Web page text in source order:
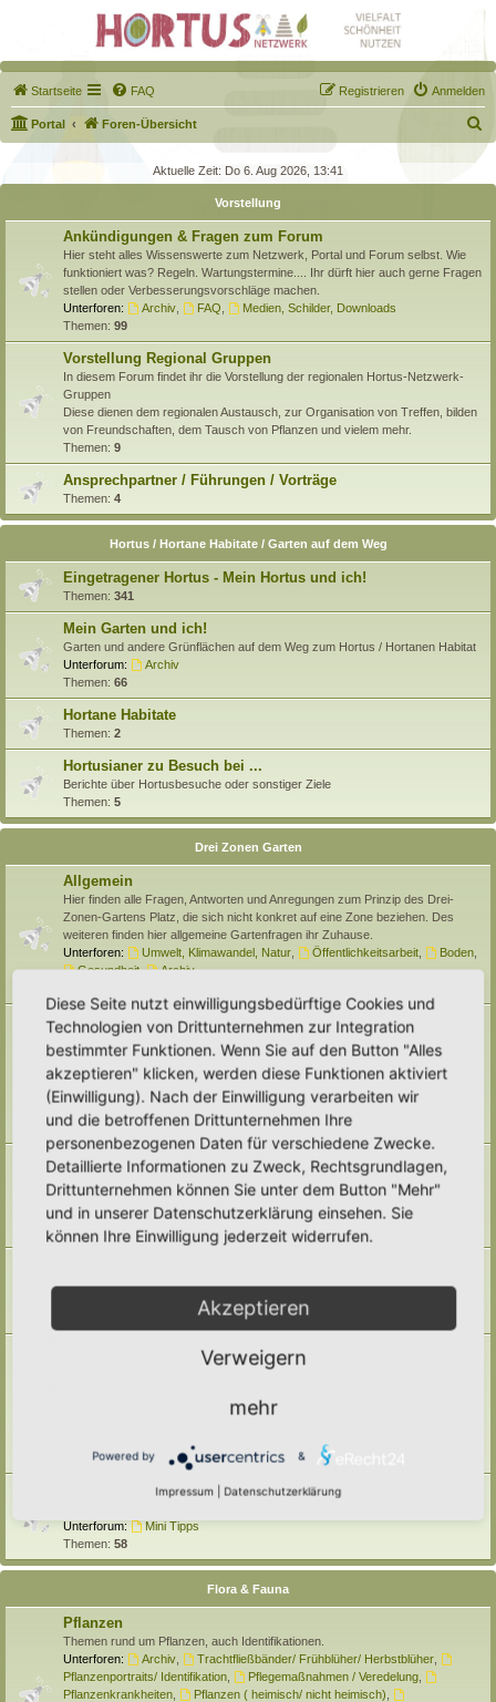
Startseite FAQ Anmelden
Registrieren
Portal Foren-Übersicht
u
Aktuelle Zeit: Do 6. Aug 2026, 13:41
Vorstellung
Ankündigungen & Fragen zum Forum
Hier steht alles Wissenswerte zum Netzwerk, Portal und Forum selbst. Wie
funktioniert was? Regeln. Wartungstermine.... Ihr dürft hier auch gerne Fragen
stellen oder Verbesserungsvorschläge machen.
Unterforen:
Archiv, FAQ
Medien, Schilder, Downloads
Themen: 99
Vorstellung Regional Gruppen
In diesem Forum findet ihr die Vorstellung der regionalen Hortus-Netzwerk-
Gruppen
Diese dienen dem regionalen Austausch, zur Organisation von Treffen, bilden
von Freundschaften, dem Tausch von Pflanzen und vielem mehr.
Themen: 9
Ansprechpartner / Führungen / Vorträge
Themen: 4
Hortus / Hortane Habitate / Garten auf dem Weg
Eingetragener Hortus - Mein Hortus und ich!
Themen: 341
Mein Garten und ich!
Garten und andere Grünflächen auf dem Weg zum Hortus / Hortanen Habitat
Unterforum:
Archiv
Themen: 66
Hortane Habitate
Themen: 2
Hortusianer zu Besuch bei ...
Berichte über Hortusbesuche oder sonstiger Ziele
Themen: 5
Drei Zonen Garten
Allgemein
Hier finden alle Fragen, Antworten und Anregungen zum Prinzip des Drei-
Zonen-Gartens Platz, die sich nicht konkret auf eine Zone beziehen. Des
weiteren finden hier allgemeine Gartenfragen ihr Zuhause.
Unterforen:
Umwelt, Klimawandel, Natur, Öffentlichkeitsarbeit, Boden,
Gesundheit,
Archiv
Naturmodule & kleine Biotope
Alles um die Naturmodule, sowie Wald-Themen, Sumpfzonen, Wasserzonen,
wechselfeuchte Gebiete, nährstoffreichere Areale, usw.
Unterforen:
Trockenmauern, Pyramiden , Teiche & Wasserstellen
Sandarien, Reisighaufen & Laubhaufen, Totholz, Käferkeller
Benjeshecke, Sonstige Lebensräume
Archiv
Themen:71
Pufferzone
Hier gehört alles hin, was die Pufferzone in einem Hortus betrifft. Frage,
Antworten, Wissen und Ideen: Her damit!
Unterforum:
Archiv
Themen:29
Themen der Ertragszone finden hier einen Platz.
Kompostieren/ Mulchen/ Dauerhumus,
Themen:247
Selber machen
Unterforum:
Mini Tipps
Themen: 58
Flora & Fauna
Pflanzen
Themen rund um Pflanzen, auch Identifikationen.
Unterforen:
Archiv, Trachtfließbänder/ Frühblüher/ Herbstblüher,
Pflanzenportraits/ Identifikation
Pflegemaßnahmen / Veredelung,
Pflanzenkrankheiten
Pflanzen ( heimisch/ nicht heimisch)
Diese Seite nutzt einwilligungsbedürftige Cookies und
Technologien von Drittunternehmen zur Integration
bestimmter Funktionen. Wenn Sie auf den Button "Alles
akzeptieren" klicken, werden diese Funktionen aktiviert
(Einwilligung). Nach der Einwilligung verarbeiten wir
und die betroffenen Drittunternehmen Ihre
personenbezogenen Daten für verschiedene Zwecke.
Detaillierte Informationen zu Zweck, Rechtsgrundlagen,
Drittunternehmen können Sie unter dem Button "Mehr"
und in unserer Datenschutzerklärung einsehen. Sie
können Ihre Einwilligung jederzeit widerrufen.
Akzeptieren
Verweigern
mehr
Powered by &
Impressum Datenschutzerklärung